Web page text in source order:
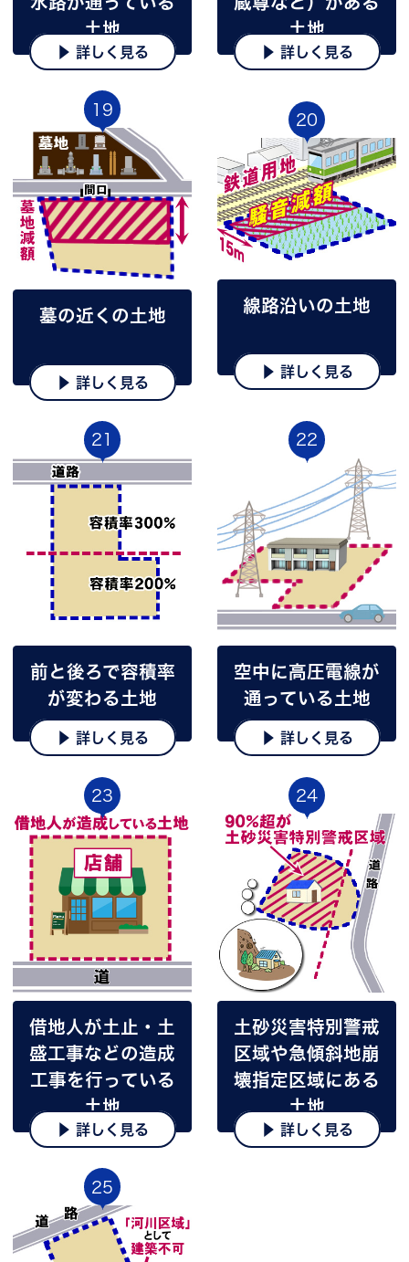
土地
▶ 詳しく見る
土地
▶ 詳しく見る
19
墓の近くの土地
▶ 詳しく見る
20
線路沿いの土地
▶ 詳しく見る
21
前と後ろで容積率
が変わる土地
▶ 詳しく見る
22
空中に高圧電線が
通っている土地
▶ 詳しく見る
23
借地人が土止・土
盛工事などの造成
工事を行っている
土地
▶ 詳しく見る
24
土砂災害特別警戒
区域や急傾斜地崩
壊指定区域にある
土地
▶ 詳しく見る
25